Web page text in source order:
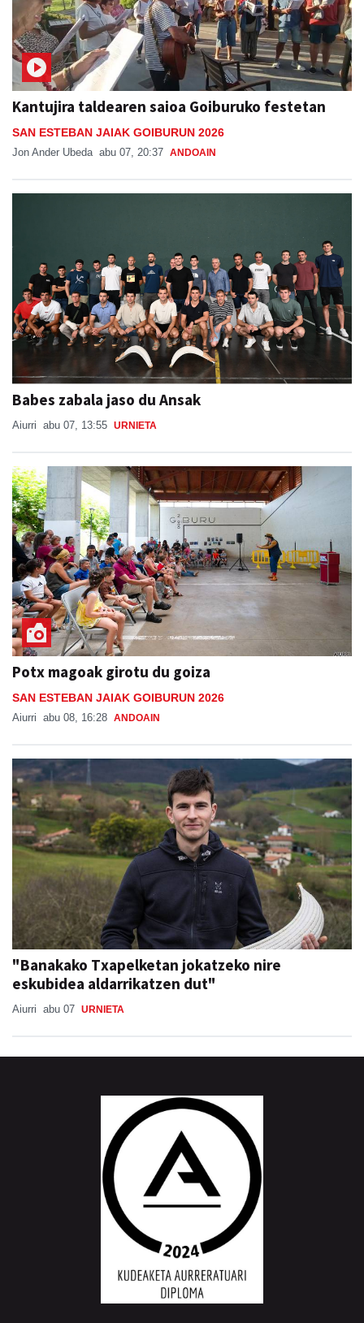
Kantujira taldearen saioa Goiburuko festetan
SAN ESTEBAN JAIAK GOIBURUN 2026
Jon Ander Ubeda abu 07, 20:37 ANDOAIN
Babes zabala jaso du Ansak
Aiurri abu 07, 13:55 URNIETA
Potx magoak girotu du goiza
SAN ESTEBAN JAIAK GOIBURUN 2026
Aiurri abu 08, 16:28 ANDOAIN
"Banakako Txapelketan jokatzeko nire
eskubidea aldarrikatzen dut"
Aiurri abu 07 URNIETA